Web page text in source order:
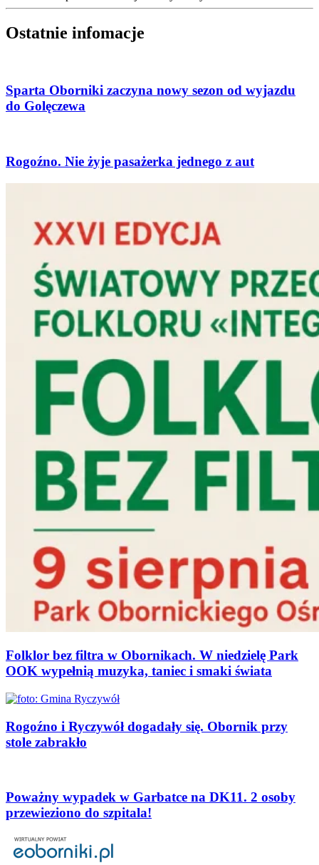
Ostatnie infomacje
Sparta Oborniki zaczyna nowy sezon od wyjazdu
do Golęczewa
Rogoźno. Nie żyje pasażerka jednego z aut
Folklor bez filtra w Obornikach. W niedzielę Park
OOK wypełnią muzyka, taniec i smaki świata
Rogoźno i Ryczywół dogadały się. Obornik przy
stole zabrakło
Poważny wypadek w Garbatce na DK11. 2 osoby
przewieziono do szpitala!